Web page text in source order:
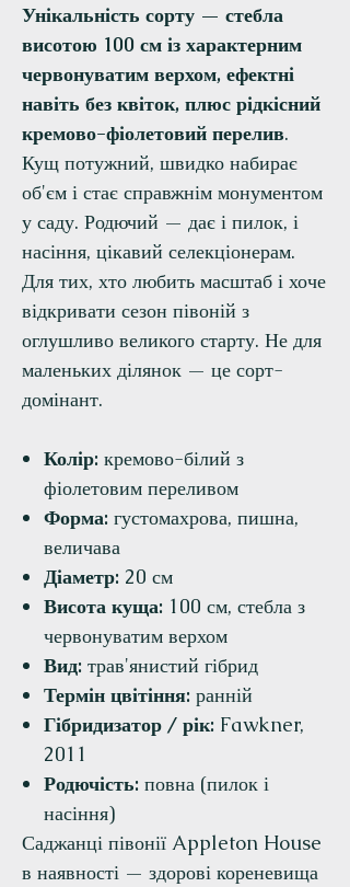
Унікальність сорту — стебла
висотою 100 см із характерним
червонуватим верхом, ефектні
навіть без квіток, плюс рідкісний
кремово-фіолетовий перелив.
Кущ потужний, швидко набирає
об'єм і стає справжнім монументом
у саду. Родючий — дає і пилок, і
насіння, цікавий селекціонерам.
Для тих, хто любить масштаб і хоче
відкривати сезон півоній з
оглушливо великого старту. Не для
маленьких ділянок — це сорт-
домінант.
Колір: кремово-білий з
фіолетовим переливом
Форма: густомахрова, пишна,
величава
Діаметр: 20 см
Висота куща: 100 см, стебла з
червонуватим верхом
Вид: трав'янистий гібрид
Термін цвітіння: ранній
Гібридизатор / рік: Fawkner,
2011
Родючість: повна (пилок і
насіння)
Саджанці півонії Appleton House
в наявності — здорові кореневища